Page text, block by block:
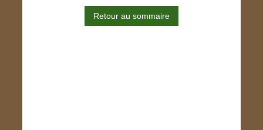
Retour au sommaire